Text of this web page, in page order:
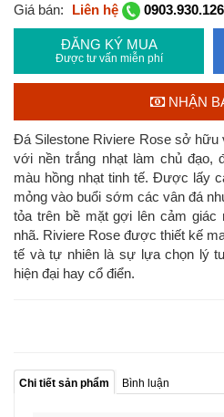
Giá bán:
Liên hệ 0903.930.126
ĐĂNG KÝ MUA
Được tư vấn miễn phí
NHẬN
Đá Silestone Riviere Rose sở hữu
với nền trắng nhạt làm chủ đạo,
màu hồng nhạt tinh tế. Được lấy
mỏng vào buổi sớm các vân đá
tỏa trên bề mặt gợi lên cảm
nhã. Riviere Rose được thiết kế
tế và tự nhiên là sự lựa chọn lý
hiện đại hay cổ điển.
Chi tiết sản phẩm Bình luận